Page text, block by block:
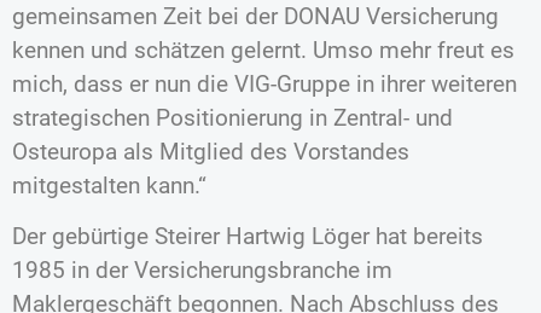
gemeinsamen Zeit bei der DONAU Versicherung
kennen und schätzen gelernt. Umso mehr freut es
mich, dass er nun die VIG-Gruppe in ihrer weiteren
strategischen Positionierung in Zentral- und
Osteuropa als Mitglied des Vorstandes
mitgestalten kann.“
Der gebürtige Steirer Hartwig Löger hat bereits
1985 in der Versicherungsbranche im
Maklergeschäft begonnen. Nach Abschluss des